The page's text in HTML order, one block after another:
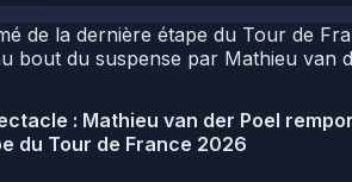
: Mathieu van der Poel
du Tour de France 2026